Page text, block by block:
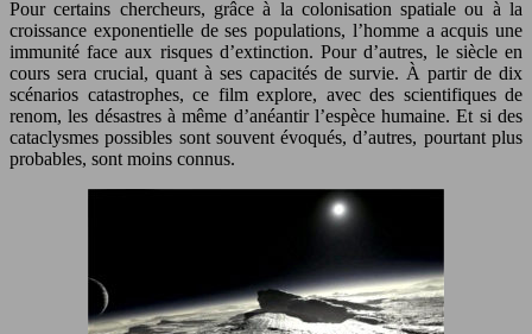
Pour certains chercheurs, grâce à la colonisation spatiale ou à la
croissance exponentielle de ses populations, l’homme a acquis une
immunité face aux risques d’extinction. Pour d’autres, le siècle en
cours sera crucial, quant à ses capacités de survie. À partir de dix
scénarios catastrophes, ce film explore, avec des scientifiques de
renom, les désastres à même d’anéantir l’espèce humaine. Et si des
cataclysmes possibles sont souvent évoqués, d’autres, pourtant plus
probables, sont moins connus.